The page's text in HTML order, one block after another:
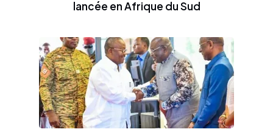
lancée en Afrique du Sud